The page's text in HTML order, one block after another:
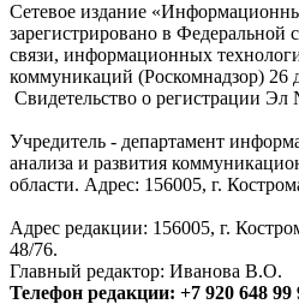
Сетевое издание
зарегистрировано в Федеральной
связи, информационных
коммуникаций (Роскомнадзор) 26
Свидетельство о регистрации
Учредитель - департамент
анализа и развития
области. Адрес: 156005, г.
Адрес редакции: 156005, г.
48/76.
Главный редактор: Иванова В.О.
Телефон редакции: +7 920 648 99